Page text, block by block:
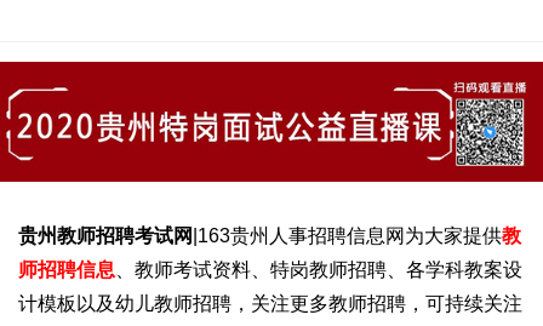
贵州教师招聘考试网 |163贵州人事招聘信息网为大家提供教
师招聘信息 、教师考试资料、特岗教师招聘、各学科教案设
计模板以及幼儿教师招聘，关注更多教师招聘，可持续关注